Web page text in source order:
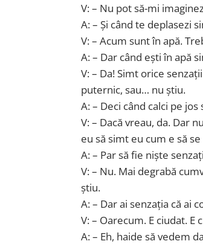
V: – Nu pot să-mi
A: – Și când te deplasezi
V: – Acum sunt în apă.
A: – Dar când ești în apă
V: – Da! Simt orice
puternic, sau… nu știu.
A: – Deci când calci pe jos
V: – Dacă vreau, da. Dar
eu să simt eu cum e să
A: – Par să fie niște
V: – Nu. Mai degrabă
știu.
A: – Dar ai senzația că ai
V: – Oarecum. E ciudat.
A: – Eh, haide să vedem